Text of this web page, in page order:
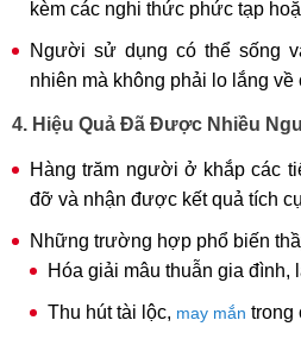
kèm các nghi thức phức tạp
Người sử dụng có thể sống
nhiên mà không phải lo lắng về
4. Hiệu Quả Đã Được Nhiều
Hàng trăm người ở khắp các
đỡ và nhận được kết quả tích
Những trường hợp phổ biến
Hóa giải mâu thuẫn gia đình,
Thu hút tài lộc, may mắn trong